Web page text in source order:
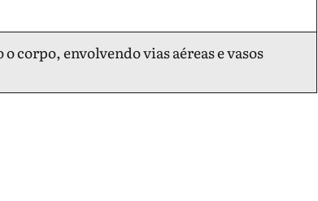
corpo, envolvendo vias aéreas e vasos